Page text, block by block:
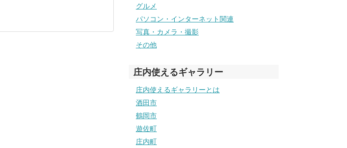
グルメ
パソコン・インターネット関連
写真・カメラ・撮影
その他
庄内使えるギャラリー
庄内使えるギャラリーとは
酒田市
鶴岡市
遊佐町
庄内町